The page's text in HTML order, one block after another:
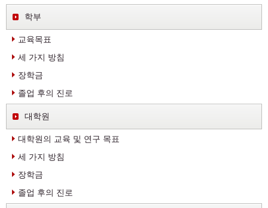
학부
교육목표
세 가지 방침
장학금
졸업 후의 진로
대학원
대학원의 교육 및 연구 목표
세 가지 방침
장학금
졸업 후의 진로